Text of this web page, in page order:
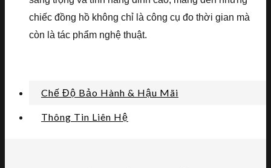
chiếc đồng hồ không chỉ là công cụ đo thời gian mà
còn là tác phẩm nghệ thuật.
Chế Độ Bảo Hành & Hậu Mãi
Thông Tin Liên Hệ